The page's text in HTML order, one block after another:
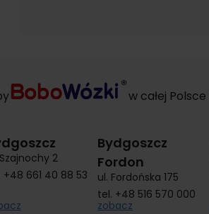
w całej Polsce
2
+48 661 40 88 53
Bydgoszcz
Fordon
ul. Fordońska 175
tel. +48 516 570 000
zobacz